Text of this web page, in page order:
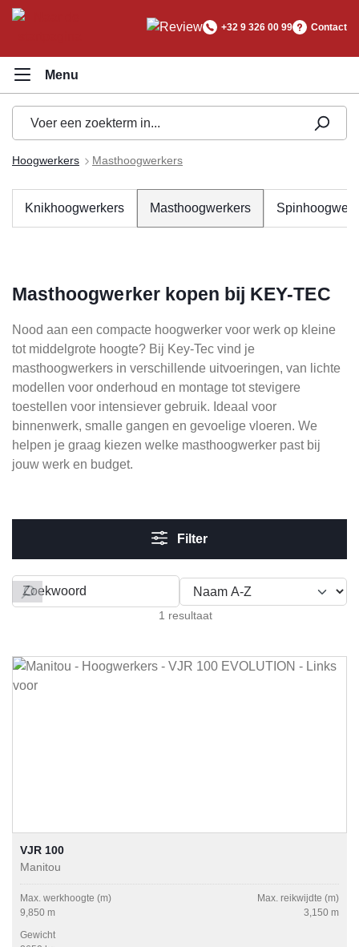
+32 9 326 00 99 Contact
Hoogwerkers Masthoogwerkers
Knikhoogwerkers Masthoogwerkers
Masthoogwerker kopen bij KEY-TEC
Nood aan een compacte hoogwerker voor werk op kleine
tot middelgrote hoogte? Bij Key-Tec vind je
masthoogwerkers in verschillende uitvoeringen, van lichte
modellen voor onderhoud en montage tot stevigere
toestellen voor intensiever gebruik. Ideaal voor
binnenwerk, smalle gangen en gevoelige vloeren. We
helpen je graag kiezen welke masthoogwerker past bij
jouw werk en budget.
Filter
1 resultaat
Filteren op
VJR 100
Manitou
Max. werkhoogte (m)
9,850 m
Max. reikwijdte (m)
3,150 m
Gewicht